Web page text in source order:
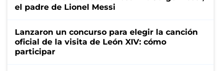
el padre de Lionel Messi
Lanzaron un concurso para elegir la canción
oficial de la visita de León XIV: cómo
participar